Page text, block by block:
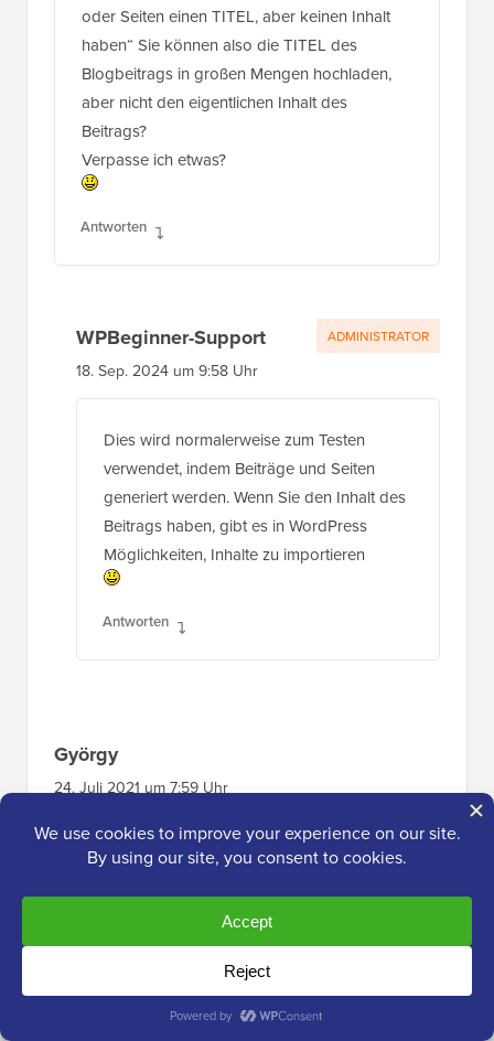
oder Seiten einen TITEL, aber keinen Inhalt
haben“ Sie können also die TITEL des
Blogbeitrags in großen Mengen hochladen,
aber nicht den eigentlichen Inhalt des
Beitrags?
Verpasse ich etwas?
Antworten
WPBeginner-Support
18. Sep. 2024 um 9:58 Uhr
Dies wird normalerweise zum Testen
verwendet, indem Beiträge und Seiten
generiert werden. Wenn Sie den Inhalt des
Beitrags haben, gibt es in WordPress
Möglichkeiten, Inhalte zu importieren
Antworten
ADMINISTRATOR
György
24. Juli 2021 um 7:59 Uhr
Hey, tolles Plugin. Ich frage mich nur, wie ich
gleichen Inhalte mit einigen Variablen darin.
Zum Beispiel:
Lorem ipsum [variable1] sit amund et
[variable2] dolor en cosum.